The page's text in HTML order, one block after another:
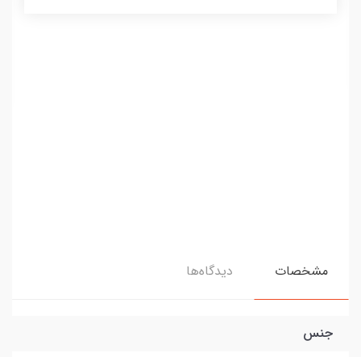
مشخصات دیدگاه‌ها
جنس